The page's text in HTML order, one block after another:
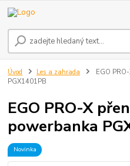
Úvod Les a zahrada
EGO
PGX1401PB
EGO PRO-X
powerbanka
Novinka